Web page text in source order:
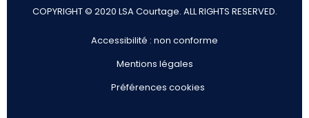
COPYRIGHT © 2020 LSA Courtage. ALL RIGHTS RESERVED.
Accessibilité : non conforme
Mentions légales
Préférences cookies